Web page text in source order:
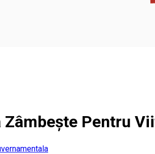
Pentru